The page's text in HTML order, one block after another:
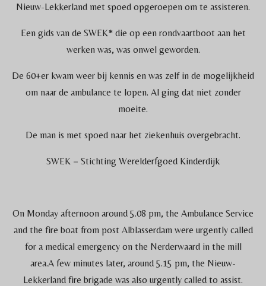
Nieuw-Lekkerland met spoed opgeroepen om te assisteren.
Een gids van de SWEK* die op een rondvaartboot aan het
werken was, was onwel geworden.
De 60+er kwam weer bij kennis en was zelf in de mogelijkheid
om naar de ambulance te lopen. Al ging dat niet zonder
moeite.
De man is met spoed naar het ziekenhuis overgebracht.
SWEK = Stichting Werelderfgoed Kinderdijk
On Monday afternoon around 5.08 pm, the Ambulance Service
and the fire boat from post Alblasserdam were urgently called
for a medical emergency on the Nerderwaard in the mill
area.A few minutes later, around 5.15 pm, the Nieuw-
Lekkerland fire brigade was also urgently called to assist.